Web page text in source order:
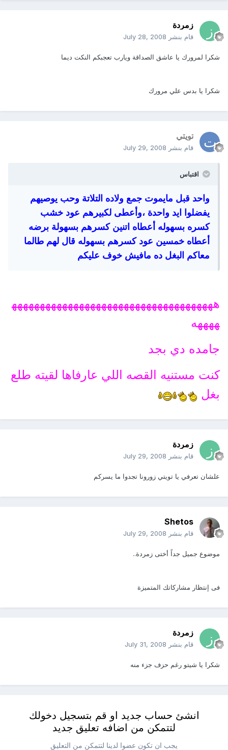
زمردة
قام بنشر July 28, 2008
شكرا لمرورك يا عاشق الصداقة ويارب تعجبكم النكت ديما
شكرا يا بدس علي مرورك
تويتي
قام بنشر July 29, 2008
اقتباس
واحد قبل مايموت جمع ولاده التلاتة وحب يوصيهم
يفضلوا ايد واحدة ،وأعطى لكبيرهم عود خشب
كسره بسهوله أعطاه اتنين كسرهم بسهولة برضه
أعطاه خمسين عود كسرهم بسهوله قال لهم طالما
معاكم البغل ده مافيش خوف عليكم
ههههههههههههههههههههههههههههههههههههه
ههههه
جامده دي بجد
كنت مستنيه القصه اللي عارفاها لقيته طلع
بغل
زمردة
قام بنشر July 29, 2008
علشان تعرفي يا تويتي زورونا تجدوا ما يسركم
Shetos
قام بنشر July 29, 2008
موضوع جميل جداً أختى زمردة..
فى إنتظار مشاركاتك المتميزة
زمردة
قام بنشر July 31, 2008
شكرا يا شيتو رغم حزف جزء منه
انشئ حساب جديد او قم بتسجيل دخولك
لتتمكن من اضافه تعليق جديد
يجب ان تكون عضوا لدينا لتتمكن من التعليق